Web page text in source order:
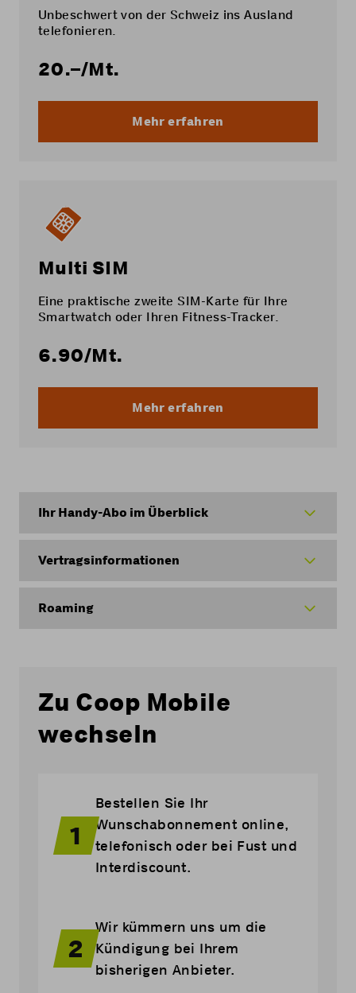
Unbeschwert von der Schweiz ins Ausland
telefonieren.
20.–/Mt.
Mehr erfahren
Multi SIM
Eine praktische zweite SIM-Karte für Ihre
Smartwatch oder Ihren Fitness-Tracker.
6.90/Mt.
Mehr erfahren
Ihr Handy-Abo im Überblick
Vertragsinformationen
Roaming
Zu Coop Mobile
wechseln
1
Bestellen Sie Ihr
Wunschabonnement online,
telefonisch oder bei Fust und
Interdiscount.
2
Wir kümmern uns um die
Kündigung bei Ihrem
bisherigen Anbieter.